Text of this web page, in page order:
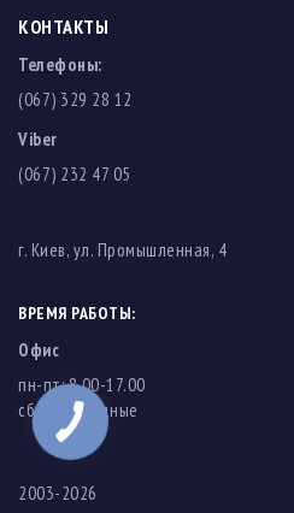
КОНТАКТЫ
Телефоны:
(067) 329 28 12
Viber
(067) 232 47 05
г. Киев, ул. Промышленная, 4
ВРЕМЯ РАБОТЫ:
Офис
пн-пт: 8.00-17.00
cб-вс: выходные
2003-2026